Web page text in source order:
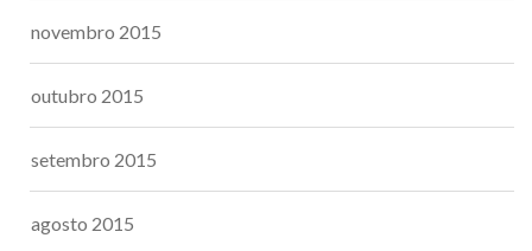
novembro 2015
outubro 2015
setembro 2015
agosto 2015